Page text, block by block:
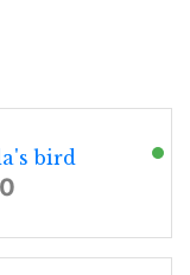
bird